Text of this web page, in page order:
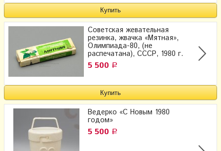
Советская жевательная
резинка, жвачка «Мятная»,
Олимпиада-80, (не
распечатана), СССР, 1980 г.
5 500 Р
Ведерко «С Новым 1980
годом»
5 500 Р